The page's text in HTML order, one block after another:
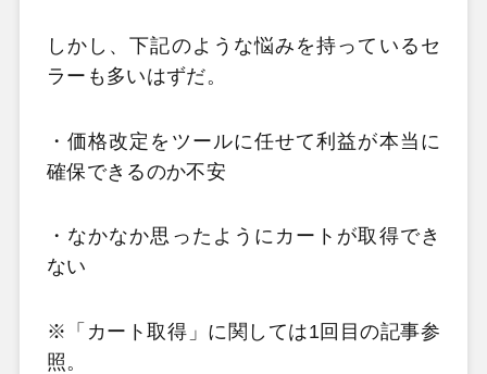
しかし、下記のような悩みを持っているセ
ラーも多いはずだ。
・価格改定をツールに任せて利益が本当に
確保できるのか不安
・なかなか思ったようにカートが取得でき
ない
※「カート取得」に関しては1回目の記事参
照。